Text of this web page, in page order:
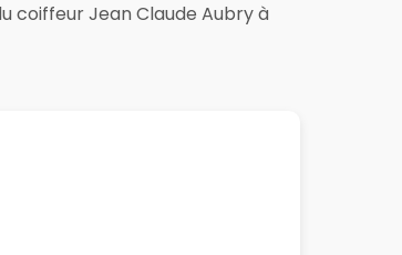
coiffeur Jean Claude Aubry à